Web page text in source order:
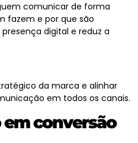
comunicar de forma
fazem e por que são
digital e reduz a
da marca e alinhar
em todos os canais.
em conversão